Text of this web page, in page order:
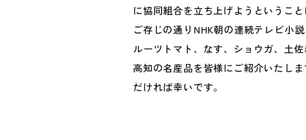
に協同組合を立ち上げようというこ
ご存じの通りNHK朝の連続テレビ小
ルーツトマト、なす、ショウガ、土
高知の名産品を皆様にご紹介いたし
だければ幸いです。